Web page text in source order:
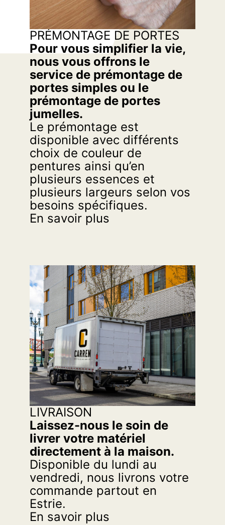
PRÉMONTAGE DE PORTES
Pour vous simplifier la vie,
nous vous offrons le
service de prémontage de
portes simples ou le
prémontage de portes
jumelles.
Le prémontage est
disponible avec différents
choix de couleur de
pentures ainsi qu’en
plusieurs essences et
plusieurs largeurs selon vos
besoins spécifiques.
En savoir plus
LIVRAISON
Laissez-nous le soin de
livrer votre matériel
directement à la maison.
Disponible du lundi au
vendredi, nous livrons votre
commande partout en
Estrie.
En savoir plus